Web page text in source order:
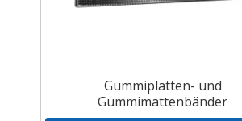
Gummiplatten- und
Gummimattenbänder